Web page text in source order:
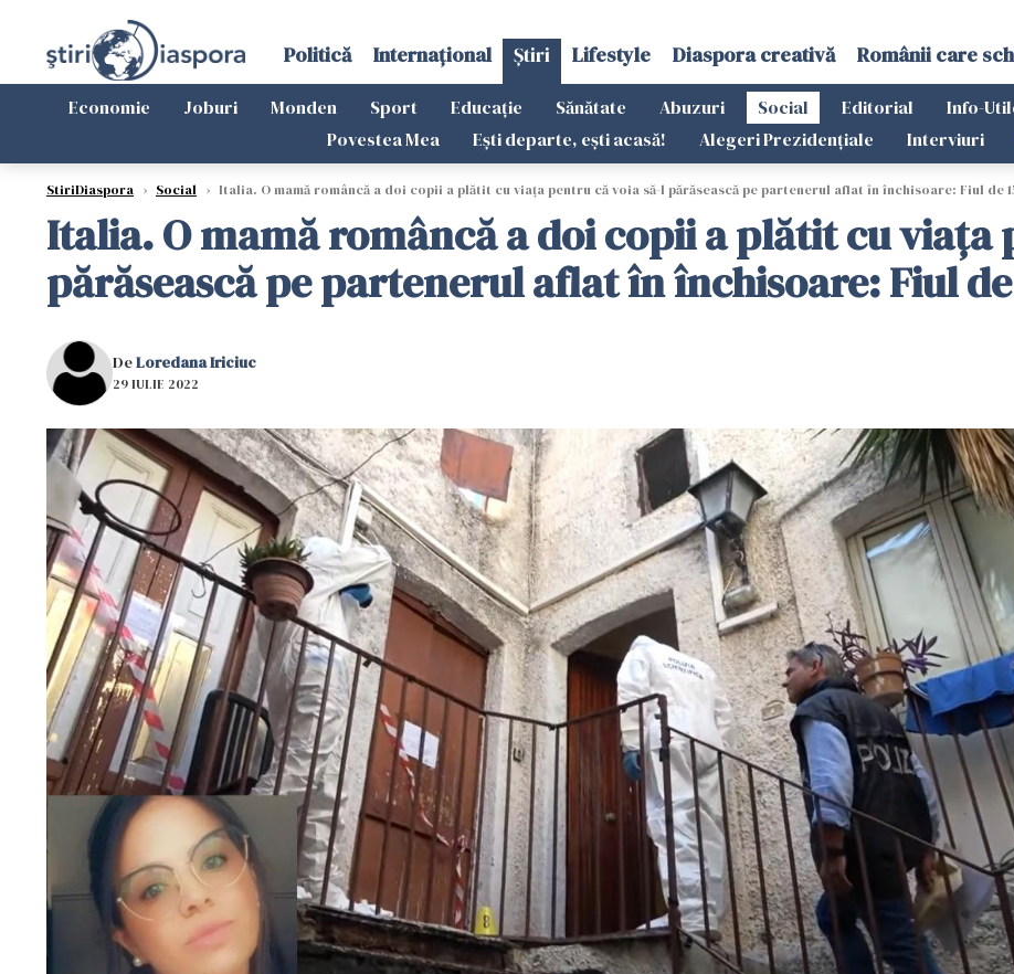
Politică Internațional Știri Lifestyle Diaspora creativă Românii care
Economie Joburi Monden Sport Educație Sănătate Abuzuri Social Editorial Info-
Povestea Mea
Ești departe, ești acasă! Alegeri Prezidențiale Interviuri
StiriDiaspora › Social › Italia. O mamă româncă a doi copii a plătit cu viața pentru că voia să-l părăsească pe partenerul aflat în închisoare: Fiul de
Italia. O mamă româncă a doi copii a plătit cu viața
părăsească pe partenerul aflat în închisoare: Fiul de
DeLoredana Iriciuc
29 IULIE 2022